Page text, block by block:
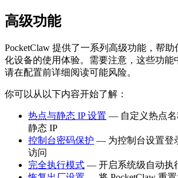
高级功能
PocketClaw 提供了一系列高级功能，帮
化设备的使用体验。需要注意，这些功能
请在配置前详细阅读可能风险。
你可以从以下内容开始了解：
热点与静态 IP 设置 — 自定义热点名
静态 IP
控制台密码保护 — 为控制台设置登
访问
完全执行模式 — 开启系统级自动执